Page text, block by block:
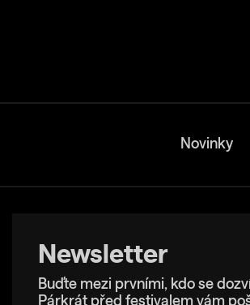
Novinky
Newsletter
Buďte mezi prvními, kdo se
Párkrát před festivalem vám